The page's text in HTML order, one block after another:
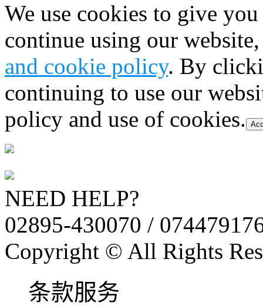
We use cookies to give
continue using our
and cookie policy. By
continuing to use our
policy and use of cookies.
NEED HELP?
02895-430070 /
Copyright © All Rights
条款服务